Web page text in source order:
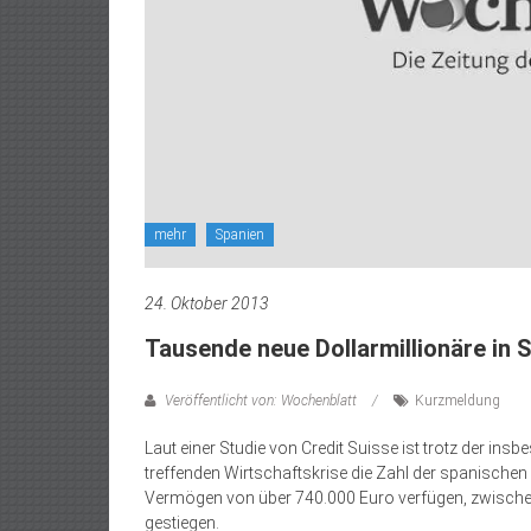
mehr Spanien
24. Oktober 2013
Tausende neue Dollarmillionäre in
Veröffentlicht von: Wochenblatt Kurzmeldung
Laut einer Studie von Credit Suisse ist trotz der
treffenden Wirtschaftskrise die Zahl der
Vermögen von über 740.000 Euro verfügen,
gestiegen.